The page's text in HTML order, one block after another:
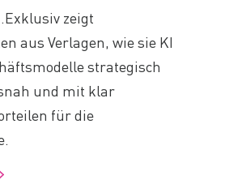
zeigt
aus Verlagen, wie sie KI
strategisch
und mit klar
für die